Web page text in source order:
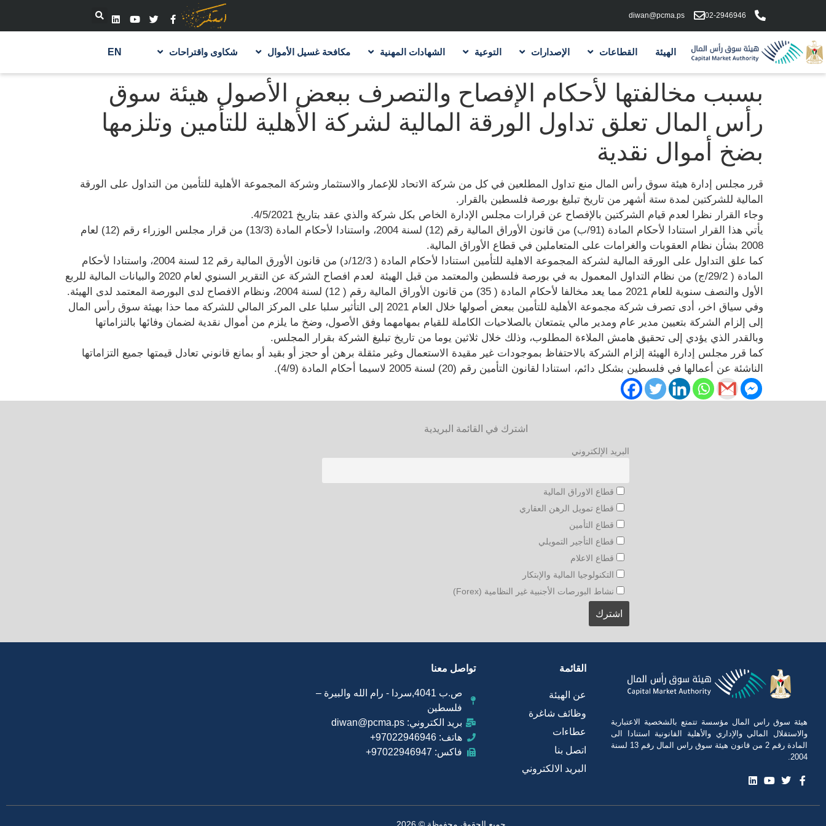
02-2946946
diwan@pcma.ps
الهيئة القطاعات الإصدارات التوعية الشهادات المهنية مكافحة غسيل الأموال شكاوى واقتراحات EN
بسبب مخالفتها لأحكام الإفصاح والتصرف ببعض الأصول هيئة سوق
رأس المال تعلق تداول الورقة المالية لشركة الأهلية للتأمين وتلزمها
بضخ أموال نقدية
قرر مجلس إدارة هيئة سوق رأس المال منع تداول المطلعين في كل من شركة الاتحاد للإعمار والاستثمار وشركة المجموعة الأهلية للتأمين من التداول على الورقة
المالية للشركتين لمدة ستة أشهر من تاريخ تبليغ بورصة فلسطين بالقرار.
وجاء القرار نظرا لعدم قيام الشركتين بالإفصاح عن قرارات مجلس الإدارة الخاص بكل شركة والذي عقد بتاريخ 4/5/2021.
يأتي هذا القرار استنادا لأحكام المادة (91/ب) من قانون الأوراق المالية رقم (12) لسنة 2004، واستنادا لأحكام المادة (13/3) من قرار مجلس الوزراء رقم (12) لعام
2008 بشأن نظام العقوبات والغرامات على المتعاملين في قطاع الأوراق المالية.
كما علق التداول على الورقة المالية لشركة المجموعة الاهلية للتأمين استنادا لأحكام المادة ( 12/3/د) من قانون الأورق المالية رقم 12 لسنة 2004، واستنادا لأحكام
المادة ( 29/2/ج) من نظام التداول المعمول به في بورصة فلسطين والمعتمد من قبل الهيئة لعدم افصاح الشركة عن التقرير السنوي لعام 2020 والبيانات المالية للربع
الأول والنصف سنوية للعام 2021 مما يعد مخالفا لأحكام المادة ( 35) من قانون الأوراق المالية رقم ( 12) لسنة 2004، ونظام الافصاح لدى البورصة المعتمد لدى الهيئة.
وفي سياق اخر، أدى تصرف شركة مجموعة الأهلية للتأمين ببعض أصولها خلال العام 2021 إلى التأثير سلبا على المركز المالي للشركة مما حذا بهيئة سوق رأس المال
إلى إلزام الشركة بتعيين مدير عام ومدير مالي يتمتعان بالصلاحيات الكاملة للقيام بمهامهما وفق الأصول، وضخ ما يلزم من أموال نقدية لضمان وفائها بالتزاماتها
وبالقدر الذي يؤدي إلى تحقيق هامش الملاءة المطلوب، وذلك خلال ثلاثين يوما من تاريخ تبليغ الشركة بقرار المجلس.
كما قرر مجلس إدارة الهيئة إلزام الشركة بالاحتفاظ بموجودات غير مقيدة الاستعمال وغير مثقلة برهن أو حجز أو بقيد أو بمانع قانوني تعادل قيمتها جميع التزاماتها
الناشئة عن أعمالها في فلسطين بشكل دائم، استنادا لقانون التأمين رقم (20) لسنة 2005 لاسيما أحكام المادة (4/9).​
اشترك في القائمة البريدية
البريد الإلكتروني
قطاع الاوراق المالية
قطاع تمويل الرهن العقاري
قطاع التأمين
قطاع التأجير التمويلي
قطاع الاعلام
التكنولوجيا المالية والإبتكار
نشاط البورصات الأجنبية غير النظامية (Forex)
هيئة سوق راس المال مؤسسة تتمتع بالشخصية الاعتبارية
والاستقلال المالي والإداري والأهلية القانونية استنادا الى
المادة رقم 2 من قانون هيئة سوق راس المال رقم 13 لسنة
2004.
القائمة
عن الهيئة
وظائف شاغرة
عطاءات
اتصل بنا
البريد الالكتروني
تواصل معنا
ص.ب 4041,سردا - رام الله والبيرة –
فلسطين
بريد الكتروني: diwan@pcma.ps
هاتف: 97022946946+
فاكس: 97022946947+
جميع الحقوق محفوظة © 2026